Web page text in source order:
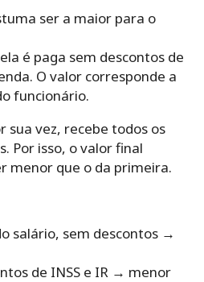
ser a maior para o
é paga sem descontos de
O valor corresponde a
funcionário.
sua vez, recebe todos os
Por isso, o valor final
menor que o da primeira.
salário, sem descontos →
de INSS e IR → menor